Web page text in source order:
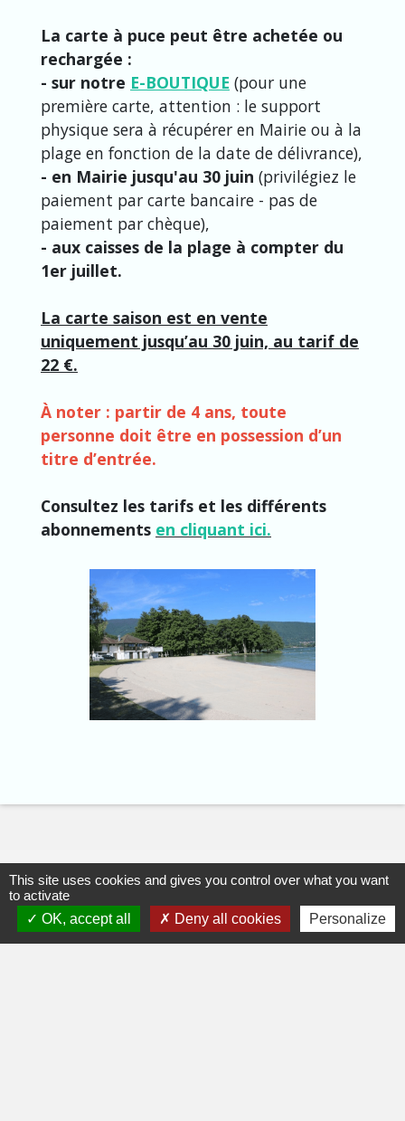
La carte à puce peut être achetée ou
rechargée :
- sur notre E-BOUTIQUE (pour une
première carte, attention : le support
physique sera à récupérer en Mairie ou à la
plage en fonction de la date de délivrance),
- en Mairie jusqu'au 30 juin (privilégiez le
paiement par carte bancaire - pas de
paiement par chèque),
- aux caisses de la plage à compter du
1er juillet.
La carte saison est en vente
uniquement jusqu’au 30 juin, au tarif de
22 €.
À noter : partir de 4 ans, toute
personne doit être en possession d’un
titre d’entrée.
Consultez les tarifs et les différents
abonnements en cliquant ici.
This site uses cookies and gives you control over what you want
to activate
OK, accept all
Deny all cookies Personalize